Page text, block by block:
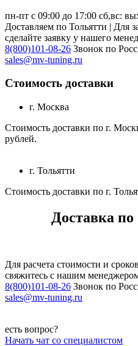
пн-пт с 09:00 до 17:00 сб,вс:
Доставляем по Тольятти | Для
сделайте заявку у нашего
8(800)101-08-26 Звонок по
sales@mv-tuning.ru
Стоимость доставки
г. Москва
Стоимость доставки по г.
рублей.
г. Тольятти
Стоимость доставки по г.
Доставка
Для расчета стоимости и
свяжитесь с нашим
8(800)101-08-26 Звонок по
sales@mv-tuning.ru
есть вопрос?
Начать чат со специалистом